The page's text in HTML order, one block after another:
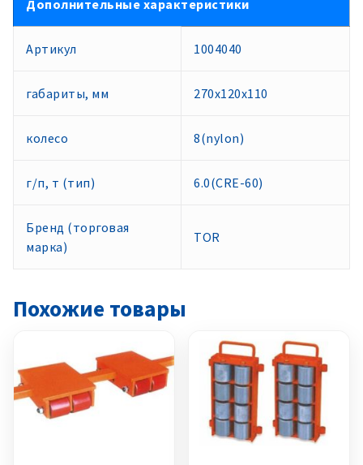
Дополнительные характеристики
Артикул 1004040
габариты, мм 270x120x110
колесо 8(nylon)
г/п, т (тип) 6.0(CRE-60)
Бренд (торговая
марка)
TOR
Похожие товары